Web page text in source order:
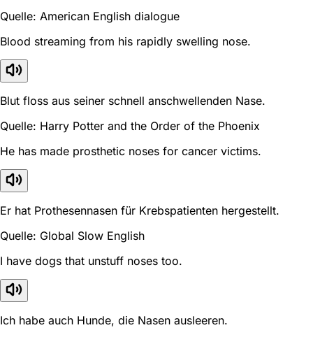
Quelle: American English dialogue
Blood streaming from his rapidly swelling nose.
Blut floss aus seiner schnell anschwellenden Nase.
Quelle: Harry Potter and the Order of the Phoenix
He has made prosthetic noses for cancer victims.
Er hat Prothesennasen für Krebspatienten hergestellt.
Quelle: Global Slow English
I have dogs that unstuff noses too.
Ich habe auch Hunde, die Nasen ausleeren.